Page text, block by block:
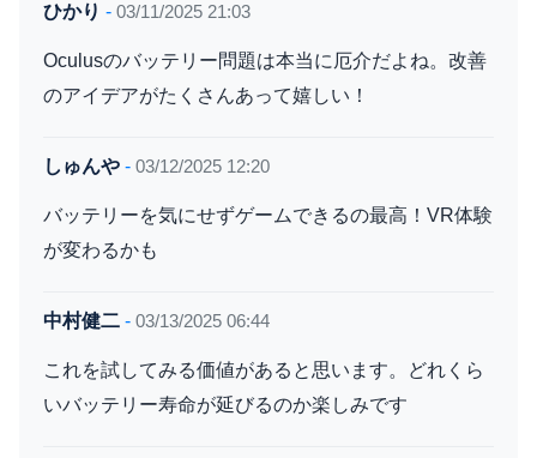
ひかり - 03/11/2025 21:03
Oculusのバッテリー問題は本当に厄介だよね。改善
のアイデアがたくさんあって嬉しい！
しゅんや - 03/12/2025 12:20
バッテリーを気にせずゲームできるの最高！VR体験
が変わるかも
中村健二 - 03/13/2025 06:44
これを試してみる価値があると思います。どれくら
いバッテリー寿命が延びるのか楽しみです